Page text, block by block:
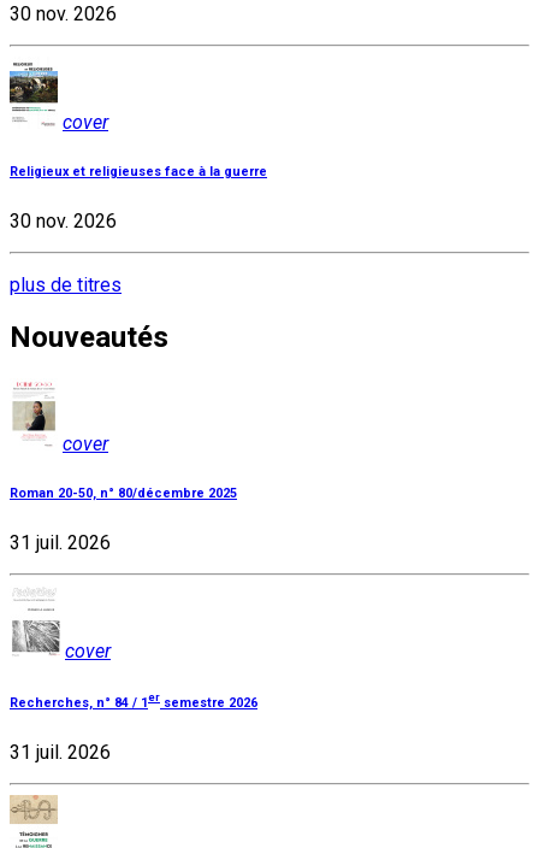
30 nov. 2026
cover
Religieux et religieuses face à la guerre
30 nov. 2026
plus de titres
Nouveautés
cover
Roman 20-50, n° 80/décembre 2025
31 juil. 2026
cover
Recherches, n° 84 / 1 er semestre 2026
31 juil. 2026